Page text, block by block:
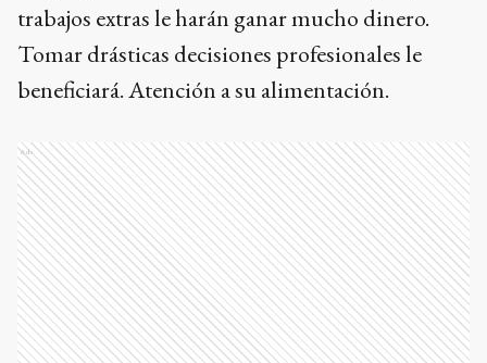
trabajos extras le harán ganar mucho dinero.
Tomar drásticas decisiones profesionales le
beneficiará. Atención a su alimentación.
Ads